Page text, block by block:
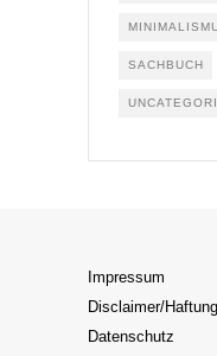
SACHBUCH
Impressum
Disclaimer/
Datenschutz